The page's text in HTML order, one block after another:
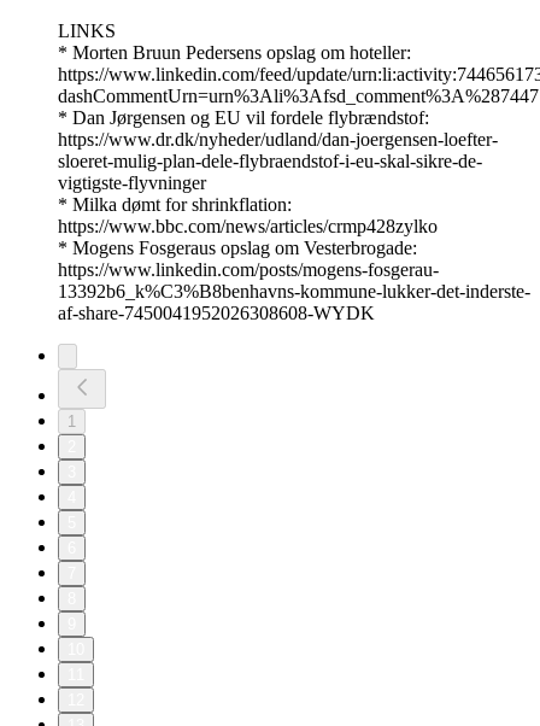
LINKS
* Morten Bruun Pedersens opslag om hoteller:
https://www.linkedin.com/feed/update/
* Dan Jørgensen og EU vil fordele flybrændstof:
https://www.dr.dk/nyheder/udland/dan-joergensen-loefter-
sloeret-mulig-plan-dele-flybraendstof-i-eu-skal-sikre-de-
vigtigste-flyvninger
* Milka dømt for shrinkflation:
https://www.bbc.com/news/articles/crmp428zylko
* Mogens Fosgeraus opslag om Vesterbrogade:
https://www.linkedin.com/posts/mogens-fosgerau-
13392b6_k%C3%B8benhavns-kommune-lukker-det-inderste-
af-share-7450041952026308608-WYDK
1